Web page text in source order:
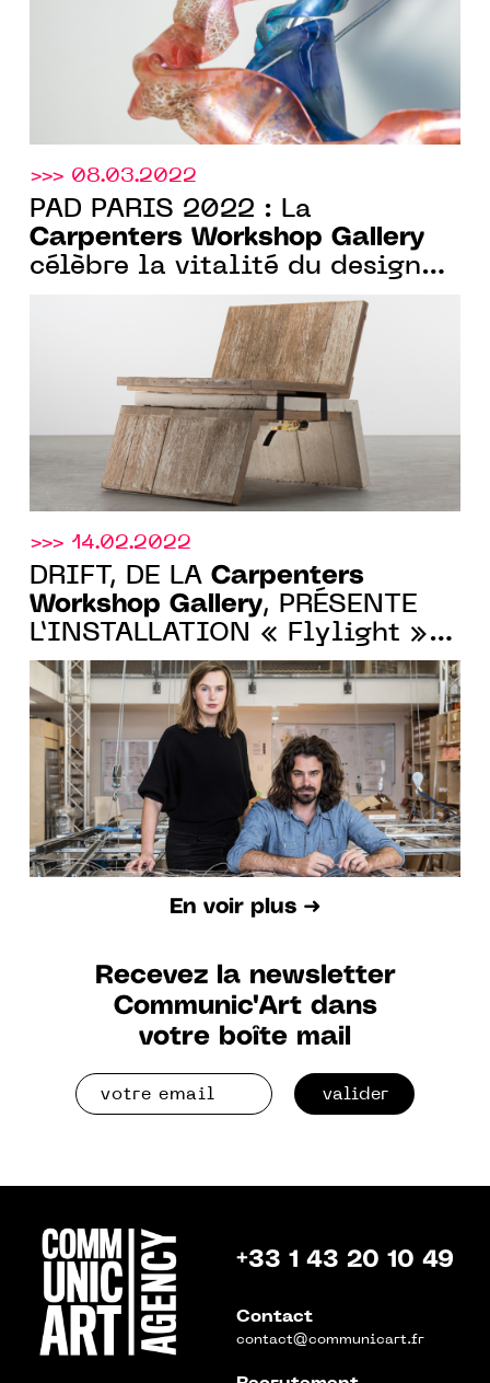
>>> 08.03.2022
PAD PARIS 2022 : La
Carpenters Workshop Gallery
célèbre la vitalité du design
français avec un solo show de
Martin Laforêt du 5 au 10 avril
2022 - STAND 51
>>> 14.02.2022
DRIFT, DE LA Carpenters
Workshop Gallery, PRÉSENTE
L’INSTALLATION « Flylight »
AU CENTRE POMPIDOU DU 23
FEV. AU 25 AVR.
En voir plus ➜
Recevez la newsletter
Communic'Art dans
votre boîte mail
valider
+33 1 43 20 10 49
Contact
contact@communicart.fr